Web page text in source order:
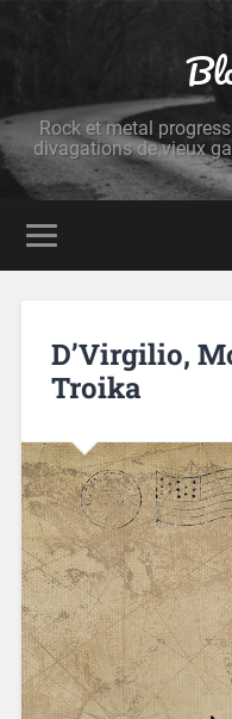
Rock et metal
divagations de vieux
D’Virgilio,
Troika